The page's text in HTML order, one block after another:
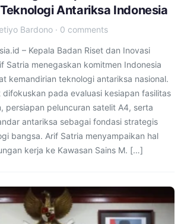
Antariksa Indonesia
Bardono · 0 comments
– Kepala Badan Riset dan Inovasi
Satria menegaskan komitmen Indonesia
kemandirian teknologi antariksa nasional.
difokuskan pada evaluasi kesiapan fasilitas
persiapan peluncuran satelit A4, serta
antariksa sebagai fondasi strategis
bangsa. Arif Satria menyampaikan hal
kerja ke Kawasan Sains M. […]